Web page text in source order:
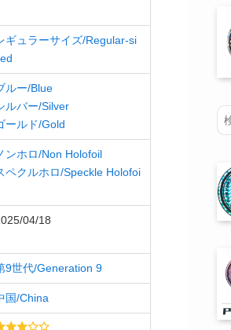
ギュラーサイズ/Regular-si
ルー/Blue
ルバー/Silver
ールド/Gold
ンホロ/Non Holofoil
ペクルホロ/Speckle Holofoi
04/18
9世代/Generation 9
国/China